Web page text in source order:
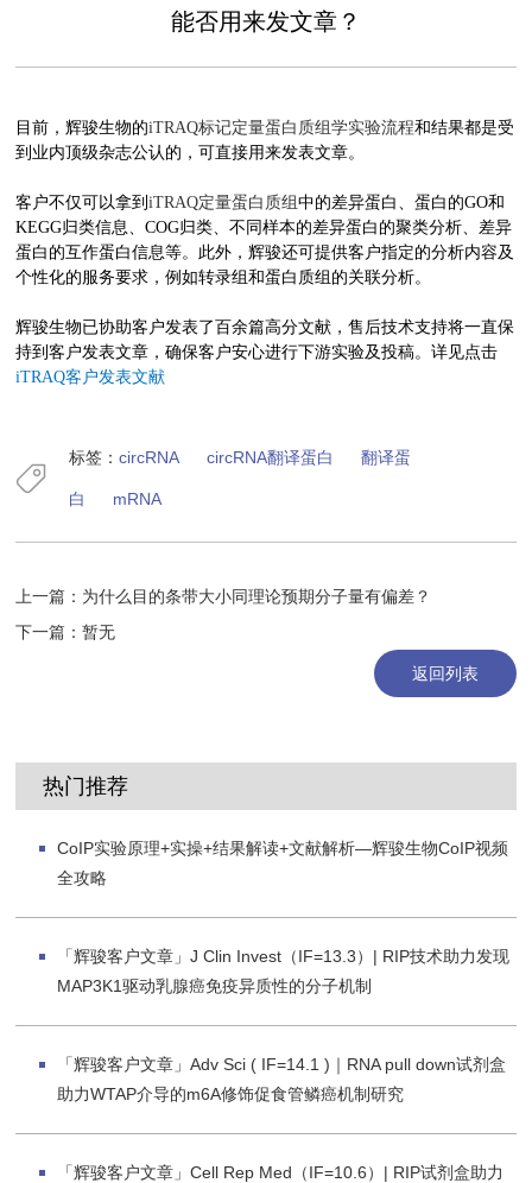
能否用来发文章？
目前，辉骏生物的iTRAQ标记定量蛋白质组学实验流程和结果都是受
到业内顶级杂志公认的，可直接用来发表文章。
客户不仅可以拿到iTRAQ定量蛋白质组中的差异蛋白、蛋白的GO和
KEGG归类信息、COG归类、不同样本的差异蛋白的聚类分析、差异
蛋白的互作蛋白信息等。此外，辉骏还可提供客户指定的分析内容及
个性化的服务要求，例如转录组和蛋白质组的关联分析。
辉骏生物已协助客户发表了百余篇高分文献，售后技术支持将一直保
持到客户发表文章，确保客户安心进行下游实验及投稿。详见点击
iTRAQ客户发表文献
标签：circRNA circRNA翻译蛋白 翻译蛋
白 mRNA
上一篇： 为什么目的条带大小同理论预期分子量有偏差？
下一篇：暂无
返回列表
热门推荐
CoIP实验原理+实操+结果解读+文献解析—辉骏生物CoIP视频
全攻略
「辉骏客户文章」J Clin Invest（IF=13.3）| RIP技术助力发现
MAP3K1驱动乳腺癌免疫异质性的分子机制
「辉骏客户文章」Adv Sci ( IF=14.1 )｜RNA pull down试剂盒
助力WTAP介导的m6A修饰促食管鳞癌机制研究
「辉骏客户文章」Cell Rep Med（IF=10.6）| RIP试剂盒助力